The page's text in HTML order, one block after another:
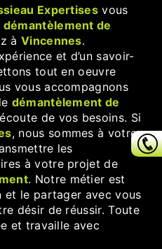
Expertises vous
démantèlement de
à Vincennes.
et d’un savoir-
tout en oeuvre
vous accompagnons
démantèlement de
de vos besoins. Si
, nous sommes à votre
les
à votre projet de
. Notre métier est
le partager avec vous
désir de réussir. Toute
et travaille avec